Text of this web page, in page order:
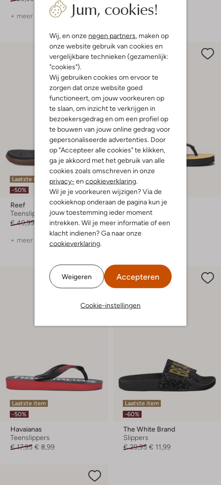
Jum, cookies!
Wij, en onze negen partners, maken op
onze website gebruik van cookies en
vergelijkbare technieken (gezamenlijk:
"cookies").
Wij gebruiken cookies om ervoor te
zorgen dat onze website goed
functioneert, om jouw voorkeuren op
te slaan, om inzicht te verkrijgen in
bezoekersgedrag en om een profiel op
te bouwen van jouw online gedrag voor
gepersonaliseerde advertenties. Door
op "Accepteer alle cookies" te klikken,
ga je akkoord met het gebruik van alle
cookies zoals omschreven in onze
privacy- en cookieverklaring.
Wil je je voorkeuren wijzigen? Via de
cookieknop onderaan de pagina kun je
jouw toestemming ieder moment
intrekken. Wil je meer informatie of een
klacht indienen? Ga naar onze
cookieverklaring.
Weigeren Accepteren
Cookie-instellingen
+ meer kleuren
Laatste item
-50%
Reef
Teenslippers
€ 49,99
€ 24,99
+ meer kleuren
Laatste maten
-60%
Reef
Teenslippers
€ 24,95 € 9,99
Laatste item
-50%
Havaianas
Teenslippers
€ 17,95 € 8,99
Laatste item
-60%
The White Brand
Slippers
€ 29,95 € 11,99